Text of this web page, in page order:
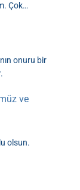
Çok…
onuru bir
ve
olsun.